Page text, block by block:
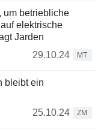
um betriebliche
elektrische
Jarden
29.10.24
MT
bleibt ein
25.10.24
ZM